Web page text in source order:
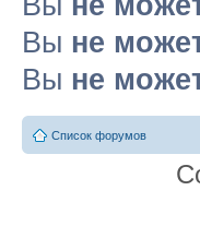
Вы не
Вы не
Список форумов